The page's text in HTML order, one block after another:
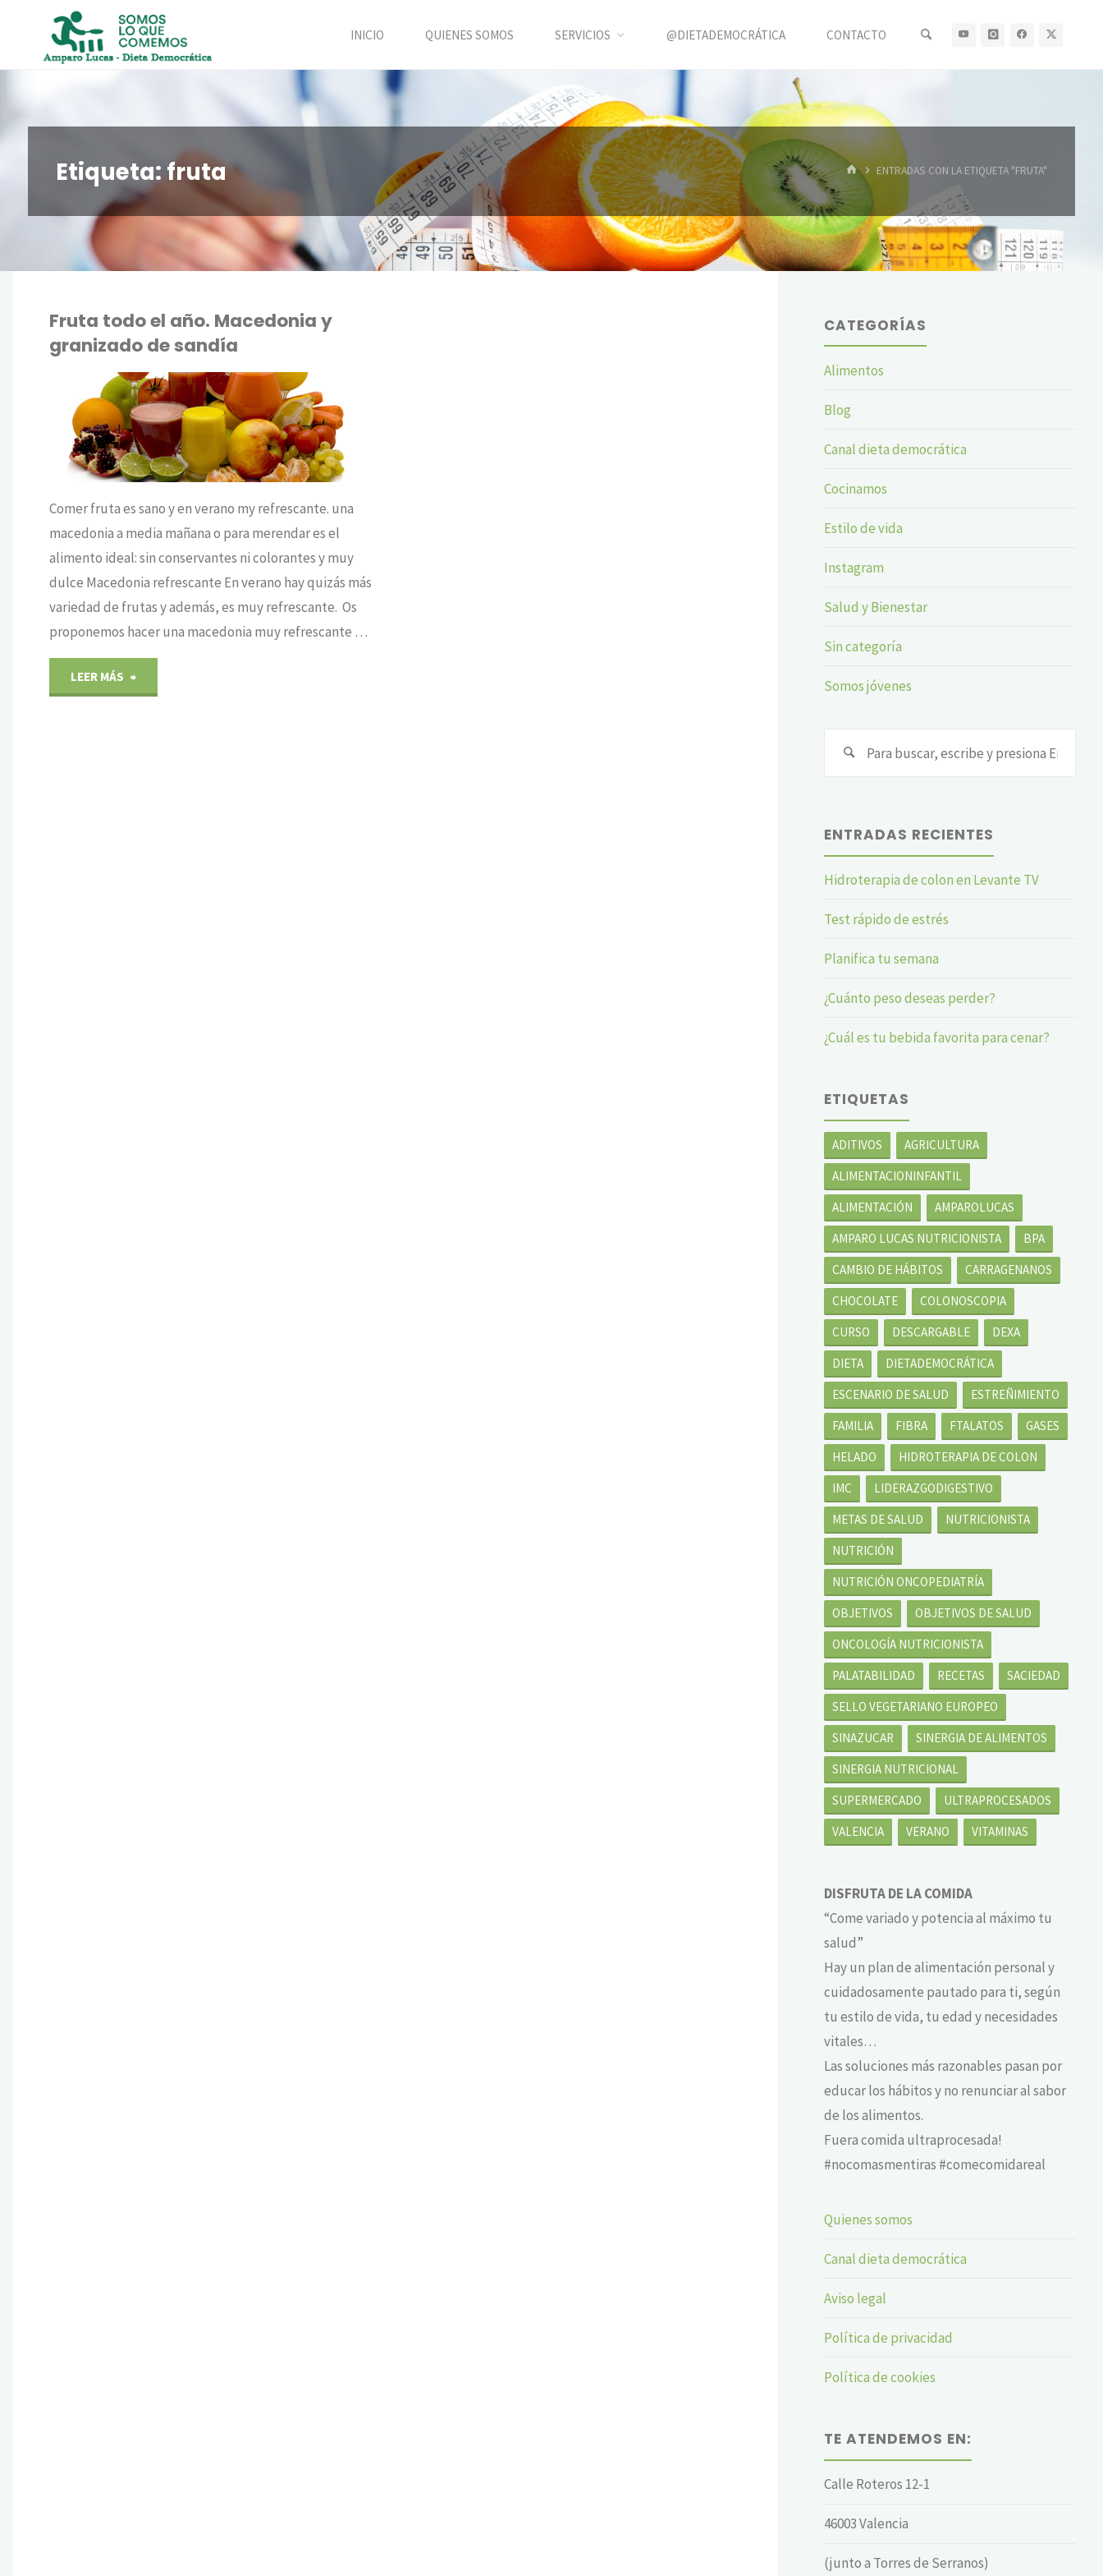
contenido
INICIO QUIENES SOMOS SERVICIOS @DIETADEMOCRÁTICA CONTACTO
Etiqueta:fruta INICIOENTRADAS CON LA ETIQUETA "FRUTA"
Fruta todo el año. Macedonia y
granizado de sandía
Comer fruta es sano y en verano my refrescante. una
macedonia a media mañana o para merendar es el
alimento ideal: sin conservantes ni colorantes y muy
dulce Macedonia refrescante En verano hay quizás más
variedad de frutas y además, es muy refrescante. Os
proponemos hacer una macedonia muy refrescante …
LEER MÁS "Fruta
CATEGORÍAS
Alimentos
Blog
Canal dieta democrática
Cocinamos
Estilo de vida
Instagram
Salud y Bienestar
Sin categoría
Somos jóvenes
ENTRADAS RECIENTES
Hidroterapia de colon en Levante TV
Test rápido de estrés
Planifica tu semana
¿Cuánto peso deseas perder?
¿Cuál es tu bebida favorita para cenar?
ETIQUETAS
ADITIVOS
AGRICULTURA
ALIMENTACIONINFANTIL
ALIMENTACIÓN
AMPAROLUCAS
AMPARO LUCAS NUTRICIONISTA
BPA
CAMBIO DE HÁBITOS
CARRAGENANOS
CHOCOLATE
COLONOSCOPIA
CURSO
DESCARGABLE
DEXA
DIETA
DIETADEMOCRÁTICA
ESCENARIO DE SALUD
ESTREÑIMIENTO
FAMILIA
FIBRA FTALATOS
GASES
HELADO
HIDROTERAPIA DE COLON
IMC
LIDERAZGODIGESTIVO
METAS DE SALUD
NUTRICIONISTA
NUTRICIÓN
NUTRICIÓN ONCOPEDIATRÍA
OBJETIVOS
OBJETIVOS DE SALUD
ONCOLOGÍA NUTRICIONISTA
PALATABILIDAD
RECETAS
SACIEDAD
SELLO VEGETARIANO EUROPEO
SINAZUCAR
SINERGIA DE ALIMENTOS
SINERGIA NUTRICIONAL
SUPERMERCADO
ULTRAPROCESADOS
VALENCIA
VERANO VITAMINAS
DISFRUTA DE LA COMIDA
“Come variado y potencia al máximo tu
salud”
Hay un plan de alimentación personal y
cuidadosamente pautado para ti, según
tu estilo de vida, tu edad y necesidades
vitales…
Las soluciones más razonables pasan por
educar los hábitos y no renunciar al sabor
de los alimentos.
Fuera comida ultraprocesada!
#nocomasmentiras #comecomidareal
Quienes somos
Canal dieta democrática
Aviso legal
Política de privacidad
Política de cookies
TE ATENDEMOS EN:
Calle Roteros 12-1
46003 Valencia
(junto a Torres de Serranos)